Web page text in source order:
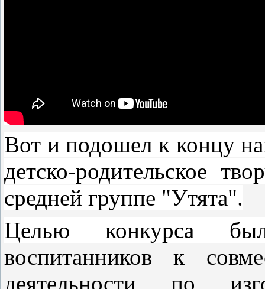
Вот и подошел к концу
детско-родительское
средней группе "Утята".
Целью конкурса
воспитанников к
деятельности по